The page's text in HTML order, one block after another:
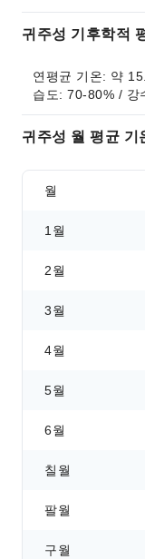
귀주성 기후학적
연평균 기온: 약
습도: 70-80% / 강
귀주성 월 평균 기
월
1월
2월
3월
4월
5월
6월
칠월
팔월
구월